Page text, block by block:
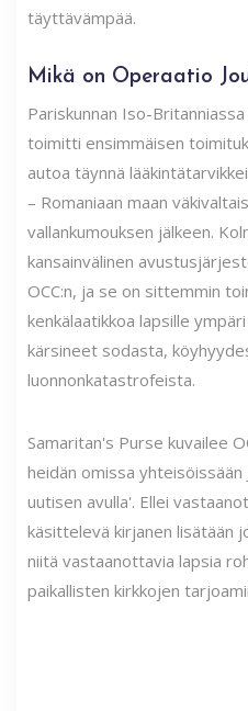
täyttävämpää.
Mikä on Operaatio
Pariskunnan Iso-
toimitti ensimmäisen
autoa täynnä
– Romaniaan maan
vallankumouksen jälkeen.
kansainvälinen
OCC:n, ja se on sittemmin
kenkälaatikkoa lapsille
kärsineet sodasta,
luonnonkatastrofeista.
Samaritan's Purse kuvailee
heidän omissa
uutisen avulla'. Ellei
käsittelevä kirjanen lisätään
niitä vastaanottavia lapsia
paikallisten kirkkojen